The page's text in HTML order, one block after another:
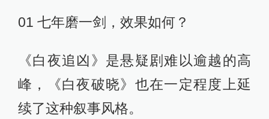
△ 灯塔实时市占率连续一周稳居榜首
时下，刑侦剧不断求新求变，而《白